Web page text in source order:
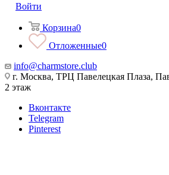
Войти
Корзина0
Отложенные0
info@charmstore.club
г. Москва, ТРЦ Павелецкая Плаза,
2 этаж
Вконтакте
Telegram
Pinterest